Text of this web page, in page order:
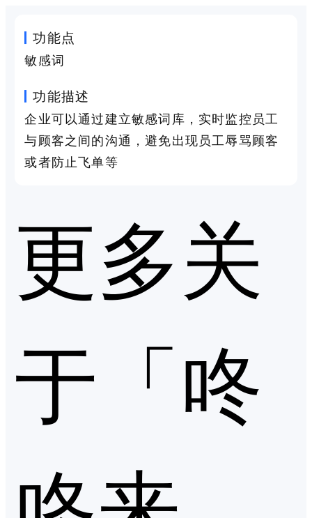
功能点
敏感词
功能描述
企业可以通过建立敏感词库，实时监控员工
与顾客之间的沟通，避免出现员工辱骂顾客
或者防止飞单等
更多关
于「咚